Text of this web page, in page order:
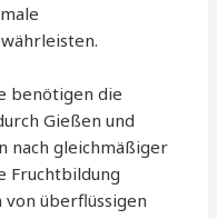
benötigen die
Gießen und
nach gleichmäßiger
Fruchtbildung
überflüssigen